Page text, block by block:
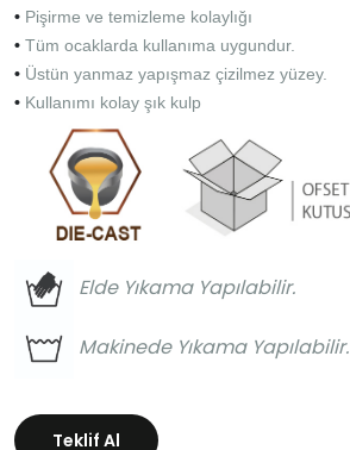
• Pişirme ve temizleme kolaylığı
• Tüm ocaklarda kullanıma uygundur.
• Üstün yanmaz yapışmaz çizilmez yüzey.
• Kullanımı kolay şık kulp
Elde Yıkama Yapılabilir.
Makinede Yıkama Yapılabilir.
Teklif Al